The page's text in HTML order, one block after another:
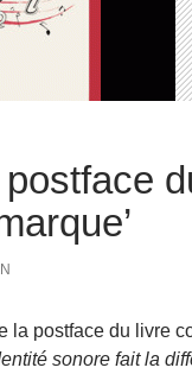
la postface du livre
sonore fait la